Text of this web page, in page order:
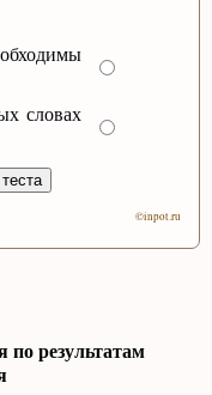
словах
©inpot.ru
результатам